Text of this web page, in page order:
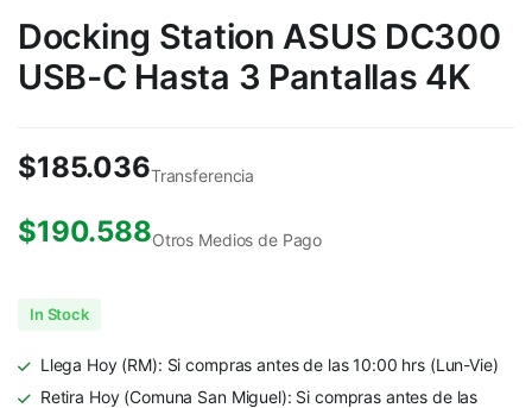
Docking Station ASUS DC300
USB-C Hasta 3 Pantallas 4K
$185.036Transferencia
$190.588Otros Medios de Pago
In Stock
Llega Hoy (RM): Si compras antes de las 10:00 hrs (Lun-Vie)
Retira Hoy (Comuna San Miguel): Si compras antes de las